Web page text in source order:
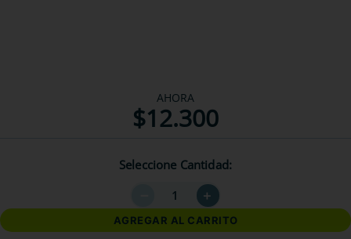
AHORA
$12.300
Seleccione Cantidad
＋
AGREGAR AL CARRITO